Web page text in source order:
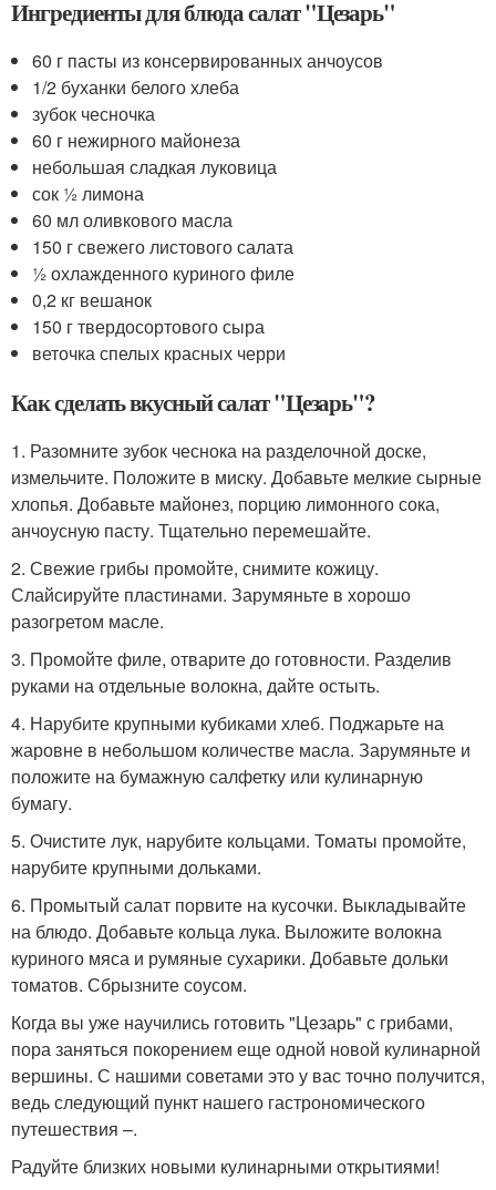
Ингредиенты для блюда салат "Цезарь"
60 г пасты из консервированных анчоусов
1/2 буханки белого хлеба
зубок чесночка
60 г нежирного майонеза
небольшая сладкая луковица
сок ½ лимона
60 мл оливкового масла
150 г свежего листового салата
½ охлажденного куриного филе
0,2 кг вешанок
150 г твердосортового сыра
веточка спелых красных черри
Как сделать вкусный салат "Цезарь"?
1. Разомните зубок чеснока на разделочной доске,
измельчите. Положите в миску. Добавьте мелкие сырные
хлопья. Добавьте майонез, порцию лимонного сока,
анчоусную пасту. Тщательно перемешайте.
2. Свежие грибы промойте, снимите кожицу.
Слайсируйте пластинами. Зарумяньте в хорошо
разогретом масле.
3. Промойте филе, отварите до готовности. Разделив
руками на отдельные волокна, дайте остыть.
4. Нарубите крупными кубиками хлеб. Поджарьте на
жаровне в небольшом количестве масла. Зарумяньте и
положите на бумажную салфетку или кулинарную
бумагу.
5. Очистите лук, нарубите кольцами. Томаты промойте,
нарубите крупными дольками.
6. Промытый салат порвите на кусочки. Выкладывайте
на блюдо. Добавьте кольца лука. Выложите волокна
куриного мяса и румяные сухарики. Добавьте дольки
томатов. Сбрызните соусом.
Когда вы уже научились готовить "Цезарь" с грибами,
пора заняться покорением еще одной новой кулинарной
вершины. С нашими советами это у вас точно получится,
ведь следующий пункт нашего гастрономического
путешествия –.
Радуйте близких новыми кулинарными открытиями!